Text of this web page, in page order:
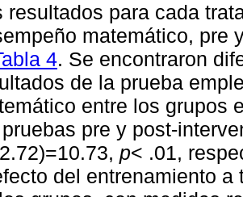
resultados para cada
matemático, pre
4. Se encontraron
de la prueba
entre los grupos
pre y post-
p< .01,
del entrenamiento